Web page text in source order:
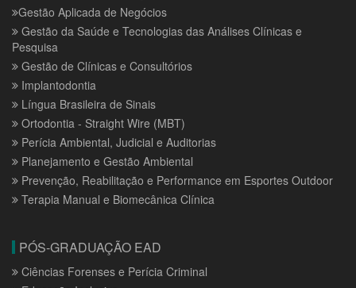
Gestão Aplicada de Negócios
Gestão da Saúde e Tecnologias das Análises Clínicas e
Pesquisa
Gestão de Clínicas e Consultórios
Implantodontia
Língua Brasileira de Sinais
Ortodontia - Straight Wire (MBT)
Perícia Ambiental, Judicial e Auditorias
Planejamento e Gestão Ambiental
Prevenção, Reabilitação e Performance em Esportes Outdoor
Terapia Manual e Biomecânica Clínica
PÓS-GRADUAÇÃO EAD
Ciências Forenses e Perícia Criminal